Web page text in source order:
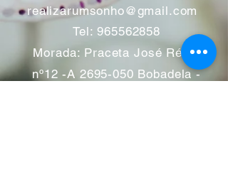
realizarumsonho@gmail.com
Tel: 965562858
Morada: Praceta José Régio
nº12 -A 2695-050 Bobadela -